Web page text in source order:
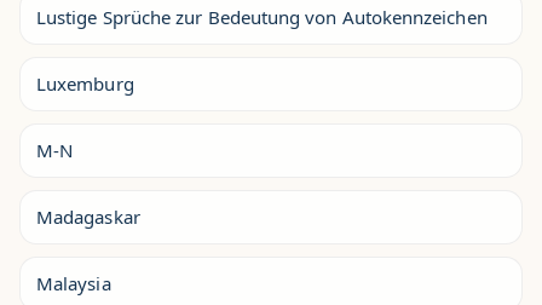
Lustige Sprüche zur Bedeutung von Autokennzeichen
Luxemburg
M-N
Madagaskar
Malaysia